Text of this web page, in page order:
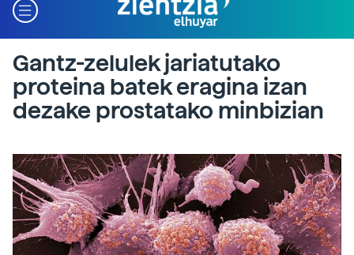
Gantz-zelulek jariatutako
proteina batek eragina izan
dezake prostatako minbizian